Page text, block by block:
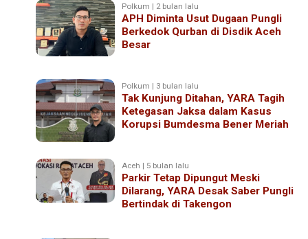
Polkum | 2 bulan lalu
APH Diminta Usut Dugaan Pungli
Berkedok Qurban di Disdik Aceh
Besar
Polkum | 3 bulan lalu
Tak Kunjung Ditahan, YARA Tagih
Ketegasan Jaksa dalam Kasus
Korupsi Bumdesma Bener Meriah
Aceh | 5 bulan lalu
Parkir Tetap Dipungut Meski
Dilarang, YARA Desak Saber Pungli
Bertindak di Takengon